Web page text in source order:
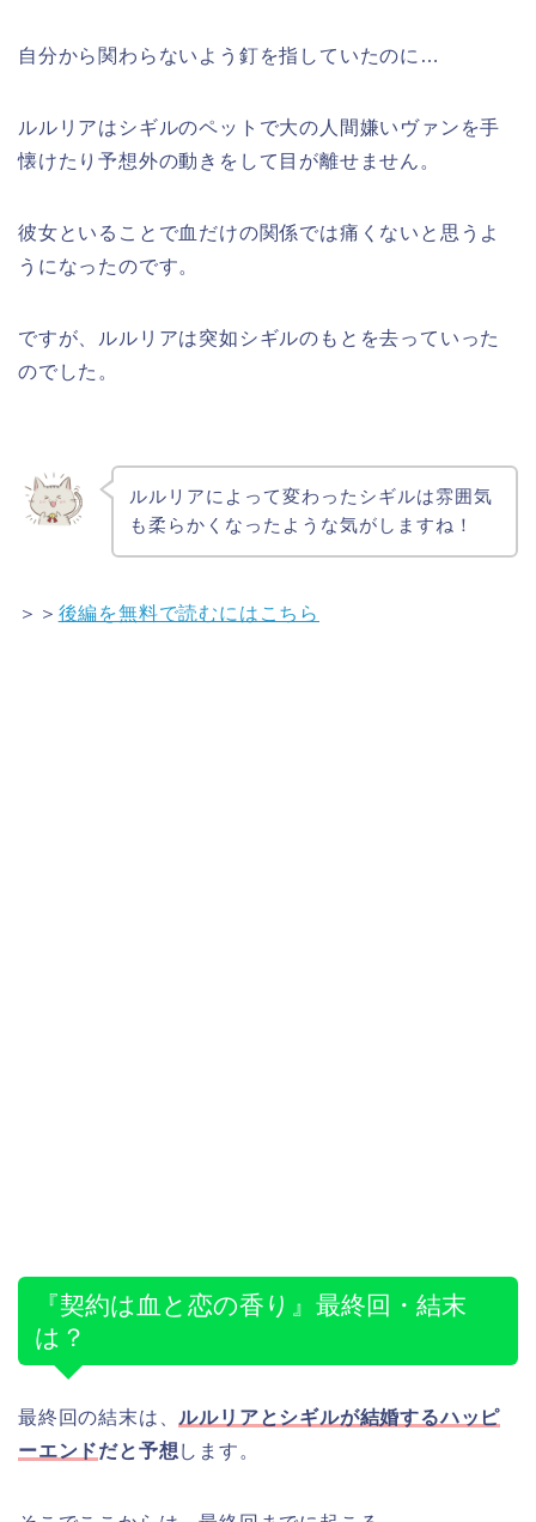
自分から関わらないよう釘を指していたのに…
ルルリアはシギルのペットで大の人間嫌いヴァンを手
懐けたり予想外の動きをして目が離せません。
彼女といることで血だけの関係では痛くないと思うよ
うになったのです。
ですが、ルルリアは突如シギルのもとを去っていった
のでした。
ルルリアによって変わったシギルは雰囲気
も柔らかくなったような気がしますね！
＞＞ 後編を無料で読むにはこちら
『契約は血と恋の香り』最終回・結末
は？
最終回の結末は、 ルルリアとシギルが結婚するハッピ
ーエンドだと予想 します。